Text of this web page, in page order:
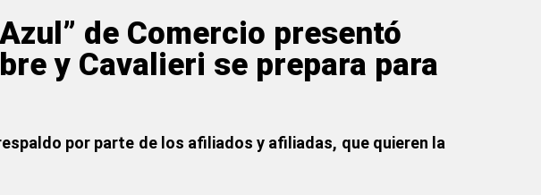
de Comercio presentó
y Cavalieri se prepara para
por parte de los afiliados y afiliadas, que quieren la